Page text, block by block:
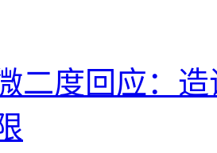
二度回应：